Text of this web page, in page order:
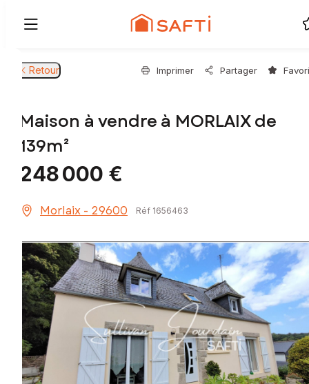
Retour Imprimer Partager
Maison à vendre à MORLAIX de
139m²
248 000 €
Morlaix - 29600 Réf 1656463